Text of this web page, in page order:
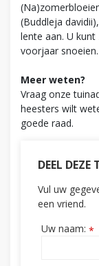
(Buddleja
lente aan. U
voorjaar snoeien.
Meer weten?
Vraag onze
heesters wilt
goede raad.
DEEL
Vul uw
een vriend.
Uw naam: *